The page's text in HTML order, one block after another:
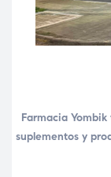
Farmacia
suplementos y